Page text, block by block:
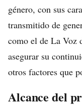
género, con sus
transmitido de
como el de La Voz
asegurar su
otros factores que
Alcance del